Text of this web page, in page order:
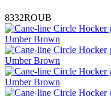
8332ROUB